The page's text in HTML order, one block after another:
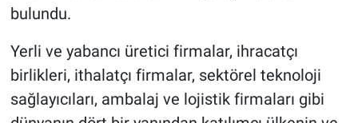
bulundu.
Yerli ve yabancı üretici firmalar, ihracatçı
birlikleri, ithalatçı firmalar, sektörel teknoloji
sağlayıcıları, ambalaj ve lojistik firmaları gibi